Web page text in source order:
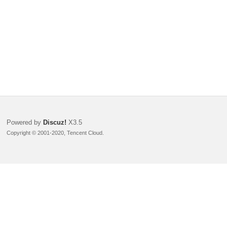
Powered by Discuz! X3.5
Copyright © 2001-2020, Tencent Cloud.